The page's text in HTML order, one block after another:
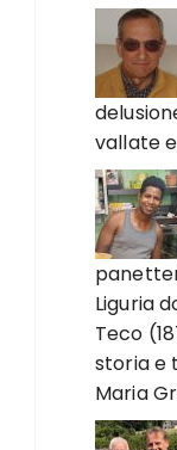
vallate
Liguria
Teco
storia e
Maria